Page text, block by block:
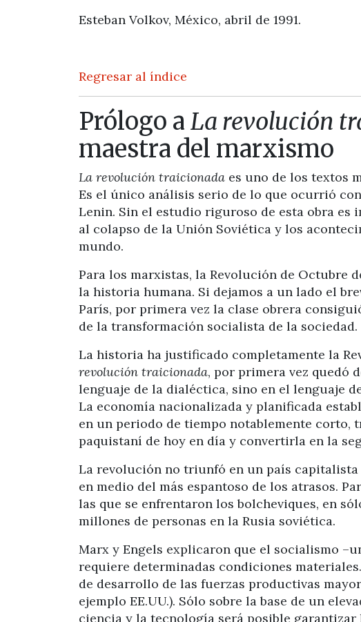
Esteban Volkov, México, abril de 1991.
Regresar al índice
Prólogo a La revolución
maestra del marxismo
La revolución traicionada es uno de los textos
Es el único análisis serio de lo que ocurrió
Lenin. Sin el estudio riguroso de esta obra es
al colapso de la Unión Soviética y los
mundo.
Para los marxistas, la Revolución de Octubre
la historia humana. Si dejamos a un lado el
París, por primera vez la clase obrera
de la transformación socialista de la sociedad.
La historia ha justificado completamente la
revolución traicionada, por primera vez quedó
lenguaje de la dialéctica, sino en el lenguaje
La economía nacionalizada y planificada
en un periodo de tiempo notablemente corto,
paquistaní de hoy en día y convertirla en la
La revolución no triunfó en un país
en medio del más espantoso de los atrasos.
las que se enfrentaron los bolcheviques, en
millones de personas en la Rusia soviética.
Marx y Engels explicaron que el socialismo
requiere determinadas condiciones
de desarrollo de las fuerzas productivas
ejemplo EE.UU.). Sólo sobre la base de un
ciencia y la tecnología será posible